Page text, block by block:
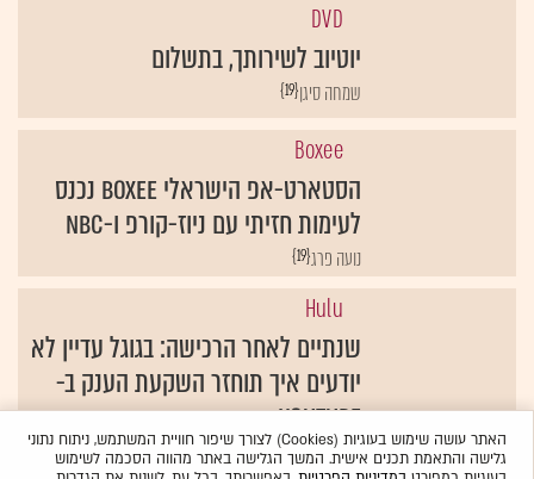
DVD
יוטיוב לשירותך, בתשלום
{19}שמחה סיגן
Boxee
הסטארט-אפ הישראלי Boxee נכנס
לעימות חזיתי עם ניוז-קורפ ו-NBC
{19}נועה פרג
Hulu
שנתיים לאחר הרכישה: בגוגל עדיין לא
יודעים איך תוחזר השקעת הענק ב-
YouTube
{19}נועה פרג
האתר עושה שימוש בעוגיות (Cookies) לצורך שיפור חוויית המשתמש, ניתוח נתוני
גלישה והתאמת תכנים אישית. המשך הגלישה באתר מהווה הסכמה לשימוש